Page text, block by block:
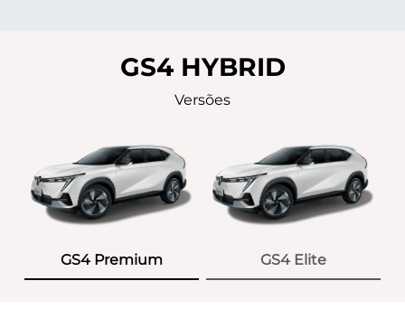
GS4 HYBRID
Versões
GS4 Premium GS4 Elite